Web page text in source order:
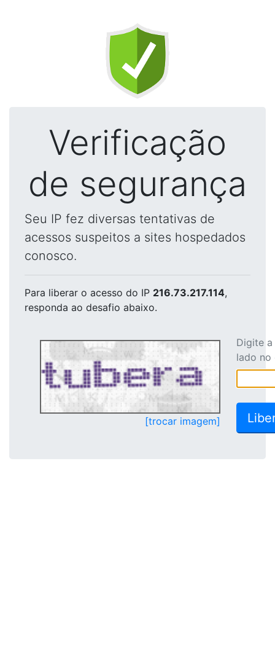
Verificação
de segurança
Seu IP fez diversas tentativas de
acessos suspeitos a sites hospedados
conosco.
Para liberar o acesso do IP 216.73.217.114,
responda ao desafio abaixo.
[trocar imagem]
Digite
lado no